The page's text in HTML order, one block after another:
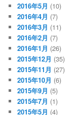
2016年5月 (10)
2016年4月 (7)
2016年3月 (11)
2016年2月 (7)
2016年1月 (26)
2015年12月 (35)
2015年11月 (27)
2015年10月 (6)
2015年9月 (5)
2015年7月 (1)
2015年5月 (4)